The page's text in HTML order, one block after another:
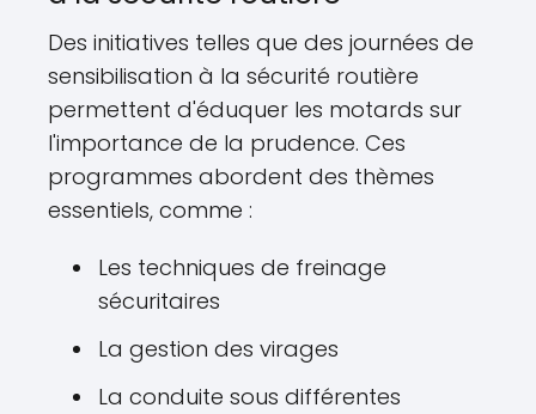
Des initiatives telles que des journées de
sensibilisation à la sécurité routière
permettent d'éduquer les motards sur
l'importance de la prudence. Ces
programmes abordent des thèmes
essentiels, comme :
Les techniques de freinage
sécuritaires
La gestion des virages
La conduite sous différentes